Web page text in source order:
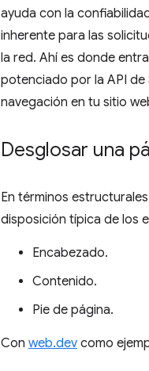
ayuda con la
inherente para las
la red. Ahí es donde
potenciado por la API
navegación en tu sitio
Desglosar una
En términos
disposición típica de los
Encabezado.
Contenido.
Pie de página.
Con web.dev como